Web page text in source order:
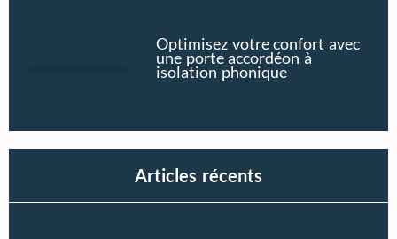
Optimisez votre confort avec
une porte accordéon à
isolation phonique
Articles récents